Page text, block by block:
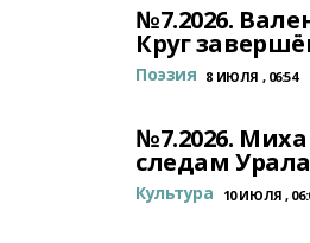
№7.2026.
Круг
Поэзия 8 ИЮЛЯ , 06:54
№7.2026.
следам
Культура 10 ИЮЛЯ ,